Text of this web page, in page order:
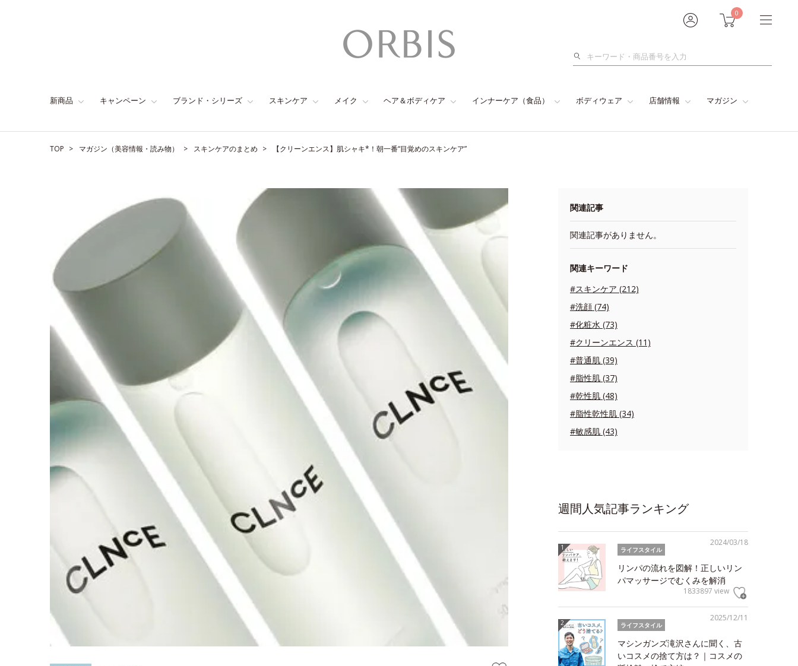
0
検
新商品 キャンペーン ブランド・シリーズ スキンケア メイク ヘア＆ボディケア インナーケア（食品） ボディウェア 店舗情報 マガジン
TOP マガジン（美容情報・読み物） スキンケアのまとめ 【クリーンエンス】肌シャキ*！朝一番“目覚めのスキンケア”
関連記事
関連記事がありません。
関連キーワード
#スキンケア (212)
#洗顔 (74)
#化粧水 (73)
#クリーンエンス (11)
#普通肌 (39)
#脂性肌 (37)
#乾性肌 (48)
#脂性乾性肌 (34)
#敏感肌 (43)
週間人気記事ランキング
2024/03/18
ライフスタイル
リンパの流れを図解！正しいリン
パマッサージでむくみを解消
1833897 view
2025/12/11
ライフスタイル
マシンガンズ滝沢さんに聞く、古
いコスメの捨て方は？｜コスメの